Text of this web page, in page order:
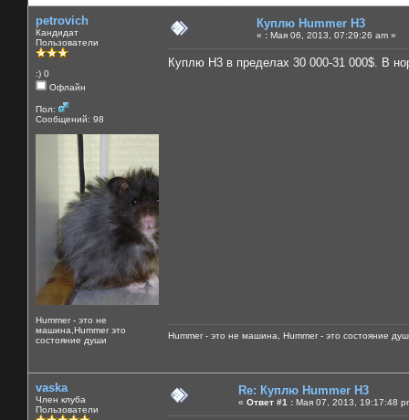
petrovich
Кандидат
Пользователи
:) 0
Офлайн
Пол:
Сообщений: 98
Hummer - это не
машина,Hummer это
состояние души
Куплю Hummer H3
« : Мая 06, 2013, 07:29:26 am »
Куплю Н3 в пределах 30 000-31 000$. В
Hummer - это не машина, Hummer - это состояние
vaska
Член клуба
Пользователи
Re: Куплю Hummer H3
« Ответ #1 : Мая 07, 2013, 19:17:48